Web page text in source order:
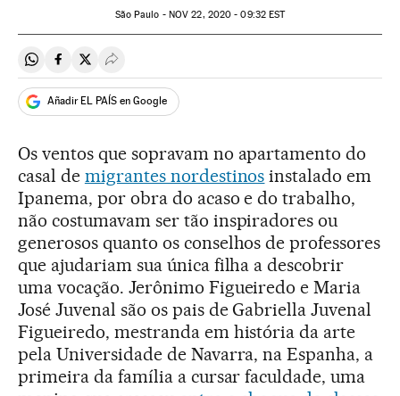
São Paulo - NOV 22, 2020 - 09:32EST
Compartir en Whatsapp
Compartir en Facebook
Compartir en Twitter
Desplegar Redes Sociales
Añadir EL PAÍS en Google
Os ventos que sopravam no apartamento do
casal de migrantes nordestinos instalado em
Ipanema, por obra do acaso e do trabalho,
não costumavam ser tão inspiradores ou
generosos quanto os conselhos de professores
que ajudariam sua única filha a descobrir
uma vocação. Jerônimo Figueiredo e Maria
José Juvenal são os pais de Gabriella Juvenal
Figueiredo, mestranda em história da arte
pela Universidade de Navarra, na Espanha, a
primeira da família a cursar faculdade, uma